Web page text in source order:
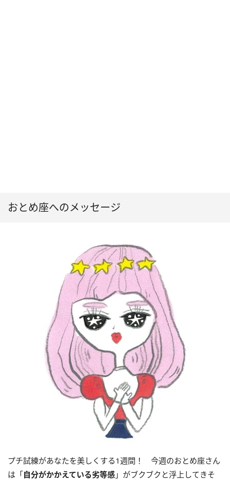
おとめ座へのメッセージ
プチ試練があなたを美しくする1週間！ 今週のおとめ座さん
は「自分がかかえている劣等感 」がブクブクと浮上してきそ